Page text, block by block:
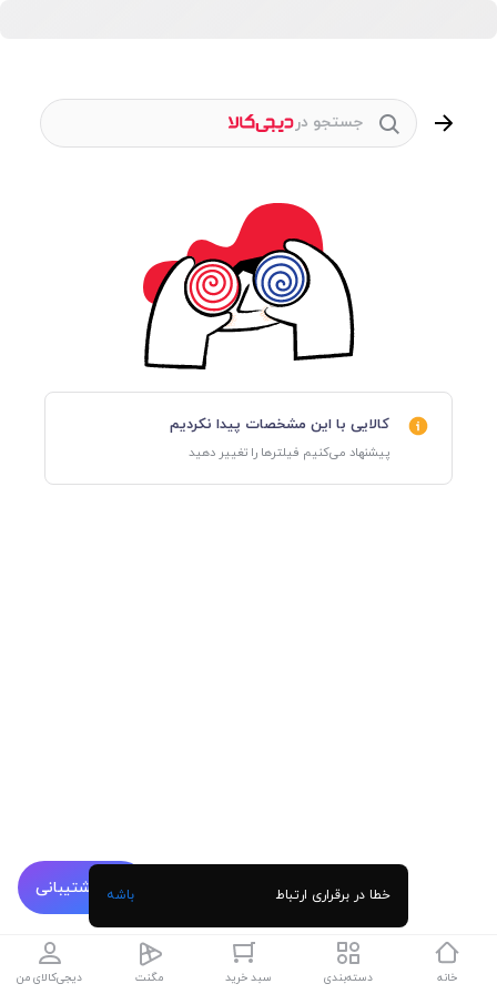
پشتیبانی
جستجو در
کالایی با این مشخصات پیدا نکردیم
پیشنهاد می‌کنیم فیلترها را تغییر دهید
خانه دسته‌بندی سبد خرید مگنت دیجی‌کالای من
خطا در برقراری ارتباط باشه